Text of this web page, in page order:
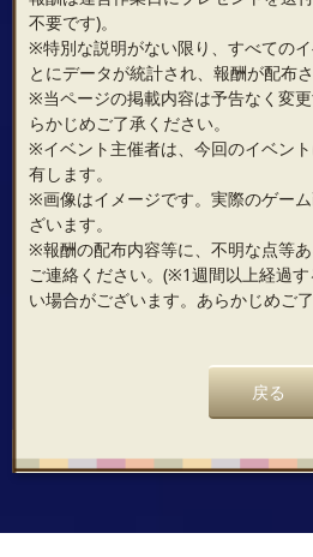
不要です)。
※特別な説明がない限り、すべての
とにデータが統計され、報酬が配布さ
※当ページの掲載内容は予告なく変
らかじめご了承ください。
※イベント主催者は、今回のイベン
有します。
※画像はイメージです。実際のゲー
ざいます。
※報酬の配布内容等に、不明な点等
ご連絡ください。(※1週間以上経過
い場合がございます。あらかじめご
戻る